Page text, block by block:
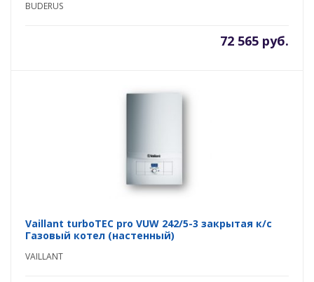
BUDERUS
72 565 руб.
Vaillant turboTEC pro VUW 242/5-3 закрытая к/с
Газовый котел (настенный)
VAILLANT